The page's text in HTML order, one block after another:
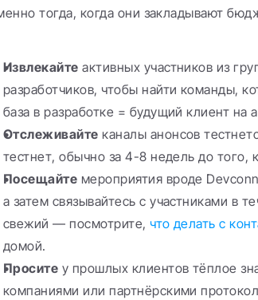
тогда, когда они закладывают
Извлекайте активных участников из
разработчиков, чтобы найти команды,
база в разработке = будущий клиент на
Отслеживайте каналы анонсов
тестнет, обычно за 4-8 недель до того,
Посещайте мероприятия вроде
а затем связывайтесь с участниками в
свежий — посмотрите, что делать с
домой.
Просите у прошлых клиентов тёплое
компаниями или партнёрскими